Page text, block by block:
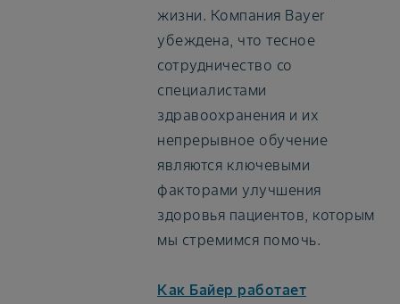
жизни. Компания Bayer
убеждена, что тесное
сотрудничество со
специалистами
здравоохранения и их
непрерывное обучение
являются ключевыми
факторами улучшения
здоровья пациентов, которым
мы стремимся помочь.
Как Байер работает